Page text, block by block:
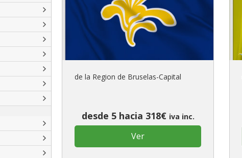
de la Region de Bruselas-Capital
desde 5 hacia 318€ iva inc.
Ver